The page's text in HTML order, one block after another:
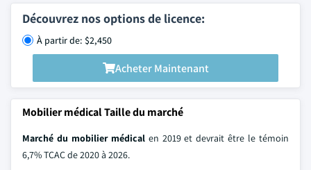
Découvrez nos options de licence:
À partir de: $2,450
Acheter Maintenant
Mobilier médical Taille du marché
Marché du mobilier médicalen 2019 et devrait être le témoin
6,7% TCAC de 2020 à 2026.